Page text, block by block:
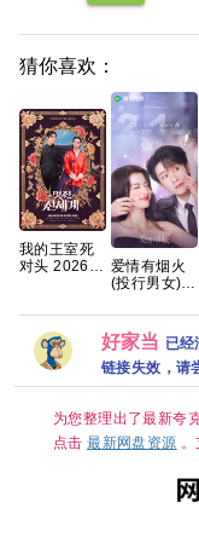
猜你喜欢：
我的王室死
对头 2026
情】 【林智
妍 / 许南
俊】【韩剧
中字】
爱情有烟火
(投行男女)
好家当 已
链接失效，请
为您整理出了最新夸
点击最新网盘资源